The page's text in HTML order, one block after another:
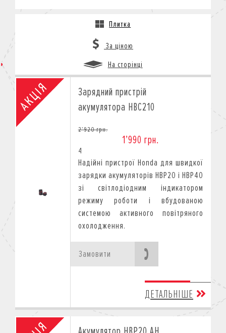
Плитка
За ціною
На сторінці
Зарядний пристрій
акумулятора HBC210
2’920 грн.
1’990 грн.
4
Надійні пристрої Honda для швидкої
зарядки акумуляторів HBP20 і HBP40
зі світлодіодним індикатором
режиму роботи і вбудованою
системою активного повітряного
охолодження.
Замовити
ДЕТАЛЬНІШЕ